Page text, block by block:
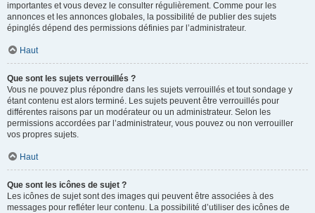
importantes et vous devez le consulter régulièrement. Comme pour les
annonces et les annonces globales, la possibilité de publier des sujets
épinglés dépend des permissions définies par l’administrateur.
Haut
Que sont les sujets verrouillés ?
Vous ne pouvez plus répondre dans les sujets verrouillés et tout sondage y
étant contenu est alors terminé. Les sujets peuvent être verrouillés pour
différentes raisons par un modérateur ou un administrateur. Selon les
permissions accordées par l’administrateur, vous pouvez ou non verrouiller
vos propres sujets.
Haut
Que sont les icônes de sujet ?
Les icônes de sujet sont des images qui peuvent être associées à des
messages pour refléter leur contenu. La possibilité d’utiliser des icônes de